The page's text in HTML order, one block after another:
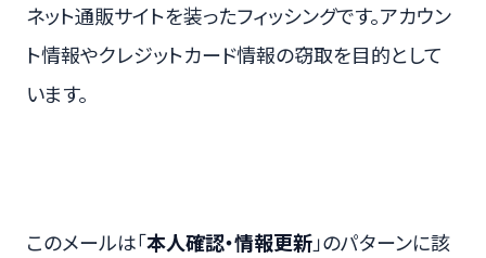
ネット通販サイトを装ったフィッシングです。アカウン
ト情報やクレジットカード情報の窃取を目的として
います。
このメールは「本人確認・情報更新」のパターンに該